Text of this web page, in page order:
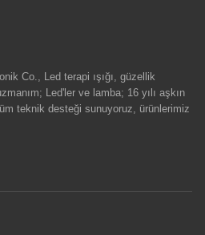
Co., Led terapi ışığı, güzellik
Led'ler ve lamba; 16 yılı aşkın
teknik desteği sunuyoruz, ürünlerimiz